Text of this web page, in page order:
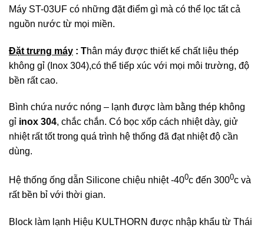
Máy ST-03UF có những đặt điểm gì mà có thể lọc tất cả
nguồn nước từ mọi miền.
Đặt trưng máy : Thân máy được thiết kế chất liệu thép
không gỉ (Inox 304),có thể tiếp xúc với mọi môi trường, độ
bền rất cao.
Bình chứa nước nóng – lạnh được làm bằng thép không
gỉ inox 304, chắc chắn. Có bọc xốp cách nhiệt dày, giử
nhiệt rất tốt trong quá trình hệ thống đã đạt nhiệt độ cần
dùng.
Hệ thống ống dẫn Silicone chiệu nhiệt -400c đến 3000c và
rất bền bỉ với thời gian.
Block làm lạnh Hiệu KULTHORN được nhập khẩu từ Thái